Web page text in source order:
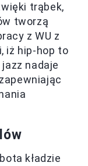
trąbek,
tworzą
z WU z
iż hip-hop to
nadaje
kładzie